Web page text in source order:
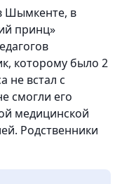
Шымкенте, в
принц»
которому было 2
не встал с
смогли его
медицинской
Родственники